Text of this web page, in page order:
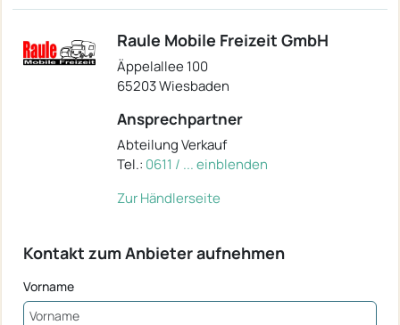
Raule Mobile Freizeit GmbH
Äppelallee 100
65203 Wiesbaden
Ansprechpartner
Abteilung Verkauf
Tel.: 0611 / ... einblenden
Zur Händlerseite
Kontakt zum Anbieter aufnehmen
Vorname